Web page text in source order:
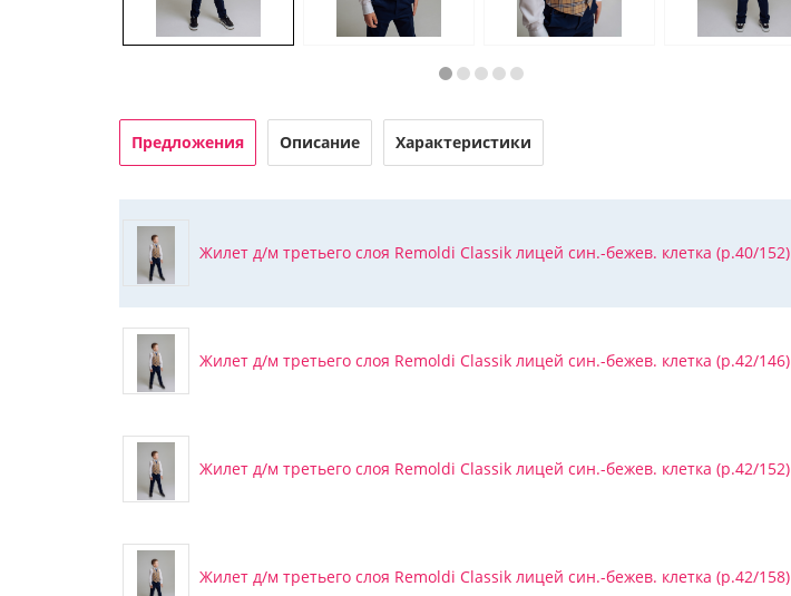
Предложения Описание Характеристики
Жилет д/м третьего слоя Remoldi Classik лицей син.-бежев. клетка (р.40/152)
Жилет д/м третьего слоя Remoldi Classik лицей син.-бежев. клетка (р.42/146)
Жилет д/м третьего слоя Remoldi Classik лицей син.-бежев. клетка (р.42/152)
Жилет д/м третьего слоя Remoldi Classik лицей син.-бежев. клетка (р.42/158)